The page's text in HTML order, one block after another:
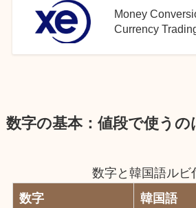
Money
Currency
数字の基本：値段で使うの
数字と韓国語ルビ
数字
韓国語